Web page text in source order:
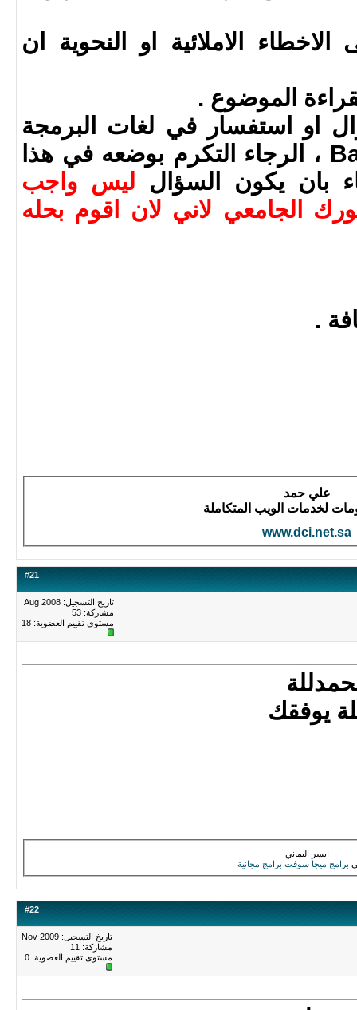
الاملائية او النحوية ان
او استفسار في لغات البرمجة
Bash , Ada , Java or C ، الرجاء التكرم بوضعه في هذا
بان يكون السؤال ليس واجب
الجامعي لاني لان اقوم بحله
.
علي حمد
لخدمات الويب المتكاملة
www.dci.net.sa
#21
تاريخ التسجيل: Aug 2008
مشاركة: 53
مستوى تقييم العضوية: 18
يوفقك
ايسر اليماني
برامج ميجا سوفت برامج مجانية
#22
تاريخ التسجيل: Nov 2009
مشاركة: 11
مستوى تقييم العضوية: 0